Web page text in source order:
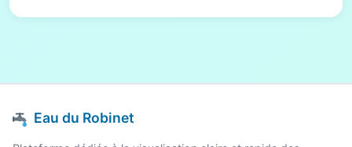
Eau du Robinet